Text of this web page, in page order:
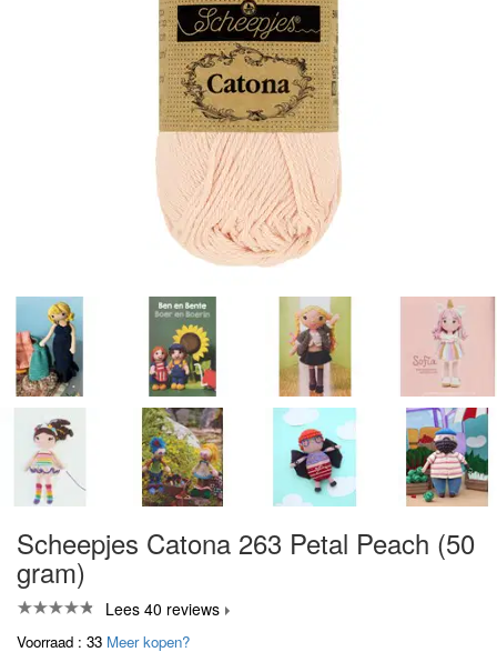
Scheepjes Catona 263 Petal Peach (50
gram)
Lees 40 reviews
Voorraad : 33 Meer kopen?